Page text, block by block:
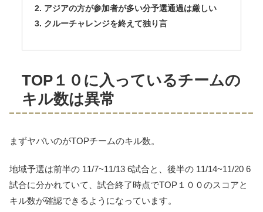
アジアの方が参加者が多い分予選通過は厳しい
クルーチャレンジを終えて独り言
TOP１０に入っているチームの
キル数は異常
まずヤバいのがTOPチームのキル数。
地域予選は前半の 11/7~11/13 6試合と、後半の 11/14~11/20 6
試合に分かれていて、試合終了時点でTOP１００のスコアと
キル数が確認できるようになっています。